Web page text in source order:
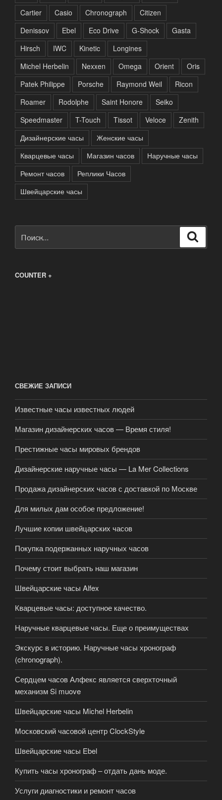
Cartier
Casio Chronograph
Citizen
Denissov
Ebel Eco Drive G-Shock
Gasta
Hirsch
IWC Kinetic
Longines
Michel Herbelin
Nexxen Omega Orient
Oris
Patek Philippe
Porsche Raymond Weil
Ricon
Roamer
Rodolphe Saint Honore
Seiko
Speedmaster
T-Touch Tissot Veloce
Zenith
Дизайнерские часы
Женские часы
Кварцевые часы
Магазин часов
Наручные часы
Ремонт часов
Реплики Часов
Швейцарские часы
COUNTER +
СВЕЖИЕ ЗАПИСИ
Известные часы известных людей
Магазин дизайнерских часов — Время стиля!
Престижные часы мировых брендов
Дизайнерские наручные часы — La Mer Collections
Продажа дизайнерских часов с доставкой по Москве
Для милых дам особое предложение!
Лучшие копии швейцарских часов
Покупка подержанных наручных часов
Почему стоит выбрать наш магазин
Швейцарские часы Alfex
Кварцевые часы: доступное качество.
Наручные кварцевые часы. Еще о преимуществах
Экскурс в историю. Наручные часы хронограф
(chronograph).
Сердцем часов Алфекс является сверхточный
механизм Si muove
Швейцарские часы Michel Herbelin
Московский часовой центр ClockStyle
Швейцарские часы Ebel
Купить часы хронограф – отдать дань моде.
Услуги диагностики и ремонт часов